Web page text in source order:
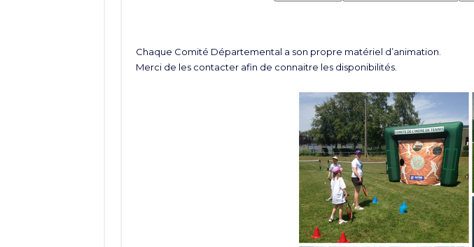
Chaque Comité Départemental a son propre matériel d’animation.
Merci de les contacter afin de connaitre les disponibilités.